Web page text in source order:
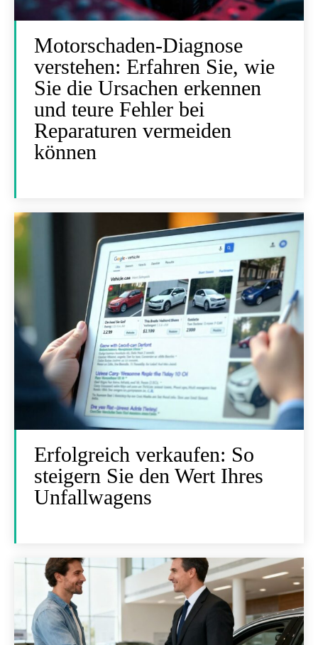
Motorschaden-Diagnose
verstehen: Erfahren Sie, wie
Sie die Ursachen erkennen
und teure Fehler bei
Reparaturen vermeiden
können
Erfolgreich verkaufen: So
steigern Sie den Wert Ihres
Unfallwagens